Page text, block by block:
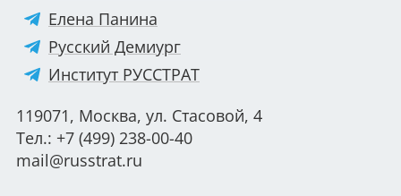
Елена Панина
Русский Демиург
Институт РУССТРАТ
119071, Москва, ул. Стасовой, 4
Тел.: +7 (499) 238-00-40
mail@russtrat.ru